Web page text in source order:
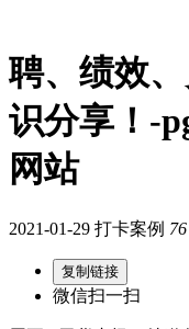
聘、绩效
识分享！-
网站
2021-01-29 打卡案例 76
复制链接
微信扫一扫